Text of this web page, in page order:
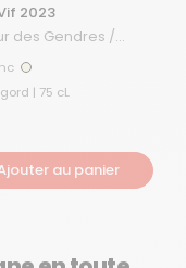
2023
des Gendres /
Blanc
Périgord | 75 cL
au panier